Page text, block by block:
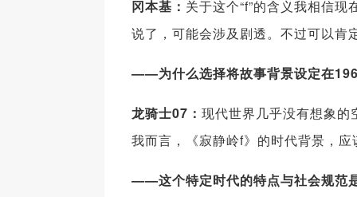
冈本基： 关于这个“f”的含义我相信
说了，可能会涉及剧透。不过可以肯
——为什么选择将故事背景设定在
龙骑士07： 现代世界几乎没有想象
我而言，《寂静岭f》的时代背景，
——这个特定时代的特点与社会规范